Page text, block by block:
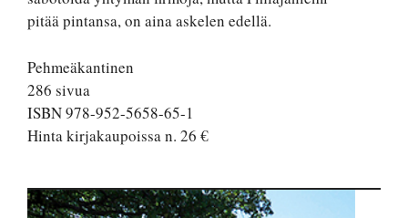
pitää pintansa, on aina askelen edellä.
Pehmeäkantinen
286 sivua
ISBN 978-952-5658-65-1
Hinta kirjakaupoissa n. 26 €